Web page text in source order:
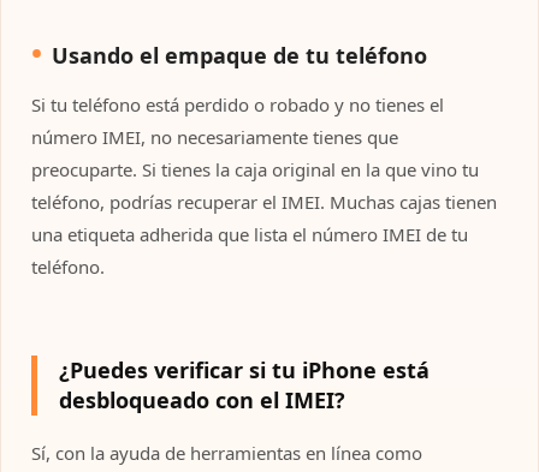
Usando el empaque de tu teléfono
Si tu teléfono está perdido o robado y no tienes el
número IMEI, no necesariamente tienes que
preocuparte. Si tienes la caja original en la que vino tu
teléfono, podrías recuperar el IMEI. Muchas cajas tienen
una etiqueta adherida que lista el número IMEI de tu
teléfono.
¿Puedes verificar si tu iPhone está
desbloqueado con el IMEI?
Sí, con la ayuda de herramientas en línea como